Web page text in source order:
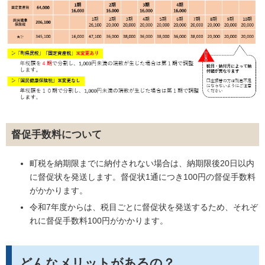
督促手数料について
町税を納期限までに納付されない場合は、納期限後20日以内
に督促状を発送します。督促状1通につき100円の督促手数料
がかかります。
令和7年度からは、税目ごとに督促状を発送するため、それぞ
れに督促手数料100円がかかります。